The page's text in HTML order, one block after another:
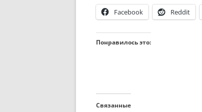
Facebook Reddit
Понравилось это:
Связанные